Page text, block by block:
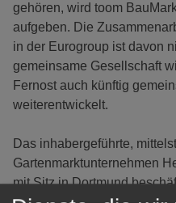
gehören, wird toom
aufgeben. Die
in der Eurogroup ist davon
gemeinsame Gesellschaft
Fernost auch künftig
weiterentwickelt.
Das inhabergeführte,
Gartenmarktunternehmen
mit Sitz in Dortmund